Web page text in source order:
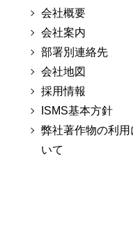
会社概要
会社案内
部署別連絡先
会社地図
採用情報
ISMS基本方針
弊社著作物の利用
いて